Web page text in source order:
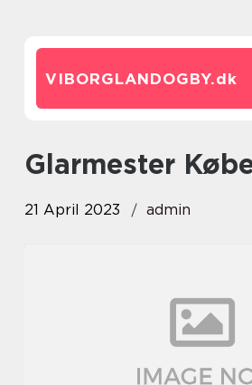
VIBORGLANDOGBY.dk
glarmester
21 April 2023 admin